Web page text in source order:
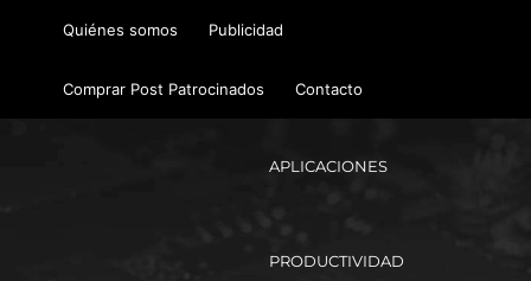
Quiénes somos Publicidad
Comprar Post Patrocinados Contacto
APLICACIONES
PRODUCTIVIDAD